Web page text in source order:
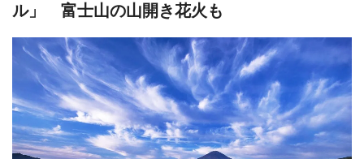
ル」 富士山の山開き花火も